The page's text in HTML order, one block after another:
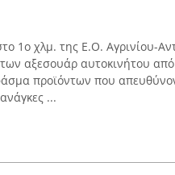
1ο χλμ. της Ε.Ο. Αγρινίου-
αξεσουάρ αυτοκινήτου
προϊόντων που
...